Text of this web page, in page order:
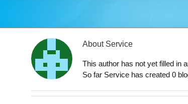
About Service
This author has not yet filled in
So far Service has created 0